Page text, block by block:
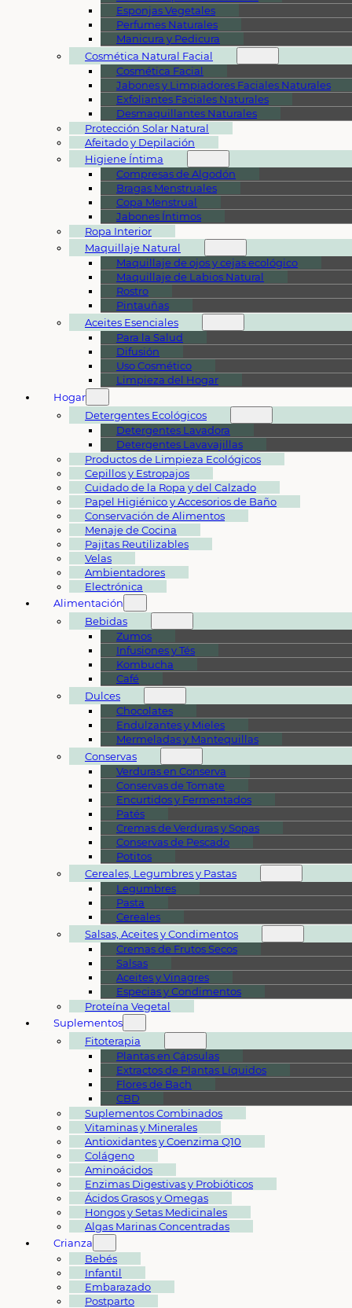
Esponjas Vegetales
Perfumes Naturales
Manicura y Pedicura
Cosmética Natural Facial
Cosmética Facial
Jabones y Limpiadores Faciales Naturales
Exfoliantes Faciales Naturales
Desmaquillantes Naturales
Protección Solar Natural
Afeitado y Depilación
Higiene Íntima
Compresas de Algodón
Bragas Menstruales
Copa Menstrual
Jabones Íntimos
Ropa Interior
Maquillaje Natural
Maquillaje de ojos y cejas ecológico
Maquillaje de Labios Natural
Rostro
Pintauñas
Aceites Esenciales
Para la Salud
Difusión
Uso Cosmético
Limpieza del Hogar
Hogar
Detergentes Ecológicos
Detergentes Lavadora
Detergentes Lavavajillas
Productos de Limpieza Ecológicos
Cepillos y Estropajos
Cuidado de la Ropa y del Calzado
Papel Higiénico y Accesorios de Baño
Conservación de Alimentos
Menaje de Cocina
Pajitas Reutilizables
Velas
Ambientadores
Electrónica
Alimentación
Bebidas
Zumos
Infusiones y Tés
Kombucha
Café
Dulces
Chocolates
Endulzantes y Mieles
Mermeladas y Mantequillas
Conservas
Verduras en Conserva
Conservas de Tomate
Encurtidos y Fermentados
Patés
Cremas de Verduras y Sopas
Conservas de Pescado
Potitos
Cereales, Legumbres y Pastas
Legumbres
Pasta
Cereales
Salsas, Aceites y Condimentos
Cremas de Frutos Secos
Salsas
Aceites y Vinagres
Especias y Condimentos
Proteína Vegetal
Suplementos
Fitoterapia
Plantas en Cápsulas
Extractos de Plantas Líquidos
Flores de Bach
CBD
Suplementos Combinados
Vitaminas y Minerales
Antioxidantes y Coenzima Q10
Colágeno
Aminoácidos
Enzimas Digestivas y Probióticos
Ácidos Grasos y Omegas
Hongos y Setas Medicinales
Algas Marinas Concentradas
Crianza
Bebés
Infantil
Embarazado
Postparto